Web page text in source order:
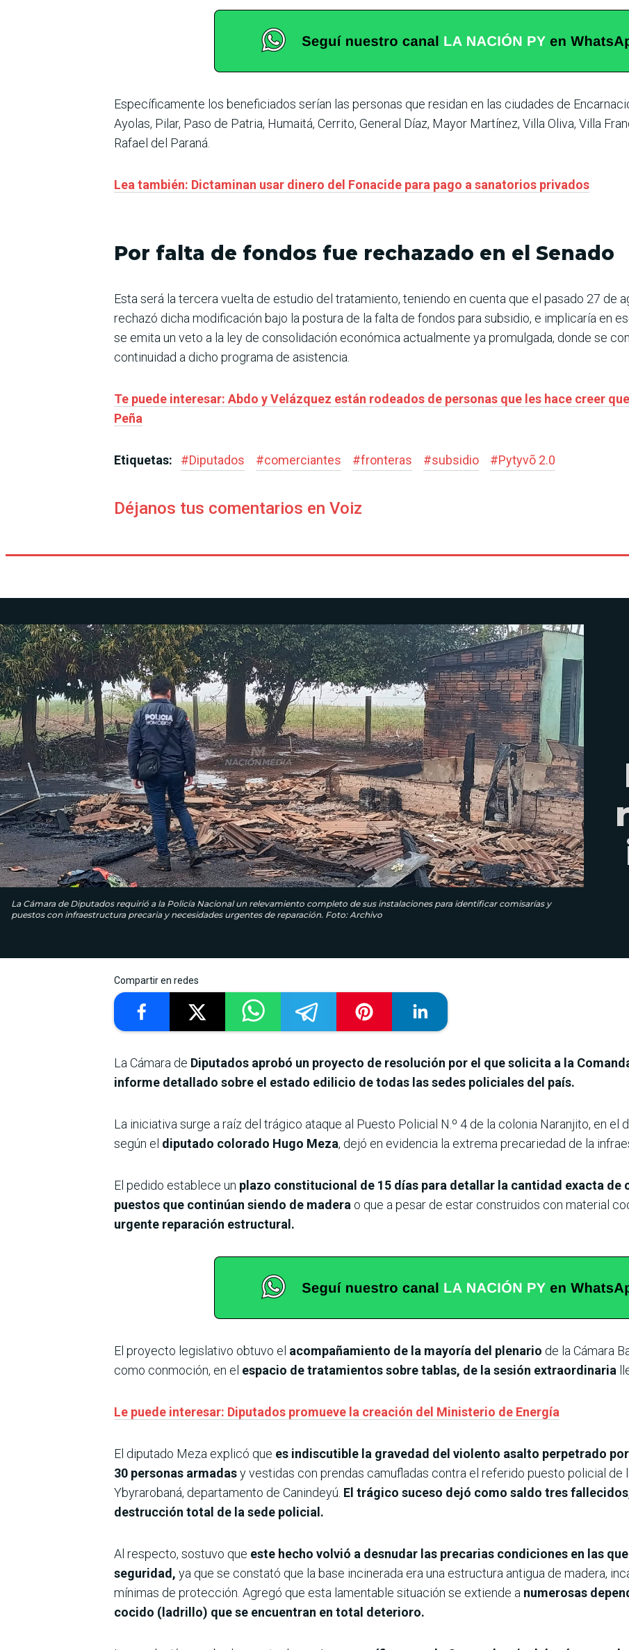
Específicamente los beneficiados serían las personas que residan en las ciudades de
Ayolas, Pilar, Paso de Patria, Humaitá, Cerrito, General Díaz, Mayor Martínez, Villa Oliva, Villa
Rafael del Paraná.
Lea también: Dictaminan usar dinero del Fonacide para pago a sanatorios privados
Por falta de fondos fue rechazado en el Senado
Esta será la tercera vuelta de estudio del tratamiento, teniendo en cuenta que el pasado 27 de
rechazó dicha modificación bajo la postura de la falta de fondos para subsidio, e implicaría en
se emita un veto a la ley de consolidación económica actualmente ya promulgada, donde se
continuidad a dicho programa de asistencia.
Te puede interesar: Abdo y Velázquez están rodeados de personas que les hace creer
Peña
Etiquetas: #Diputados #comerciantes #fronteras #subsidio #Pytyvõ 2.0
Déjanos tus comentarios en Voiz
La Cámara de Diputados requirió a la Policía Nacional un relevamiento completo de sus instalaciones para identificar comisarías y
puestos con infraestructura precaria y necesidades urgentes de reparación. Foto: Archivo
Compartir en redes
La Cámara de Diputados aprobó un proyecto de resolución por el que solicita a la
informe detallado sobre el estado edilicio de todas las sedes policiales del país.
La iniciativa surge a raíz del trágico ataque al Puesto Policial N.º 4 de la colonia Naranjito, en el
según el diputado colorado Hugo Meza, dejó en evidencia la extrema precariedad de la
El pedido establece un plazo constitucional de 15 días para detallar la cantidad exacta de
puestos que continúan siendo de madera o que a pesar de estar construidos con material
urgente reparación estructural.
El proyecto legislativo obtuvo el acompañamiento de la mayoría del plenario de la Cámara
como conmoción, en el espacio de tratamientos sobre tablas, de la sesión extraordinaria
Le puede interesar: Diputados promueve la creación del Ministerio de Energía
El diputado Meza explicó que es indiscutible la gravedad del violento asalto perpetrado
30 personas armadasy vestidas con prendas camufladas contra el referido puesto policial de
Ybyrarobaná, departamento de Canindeyú. El trágico suceso dejó como saldo tres
destrucción total de la sede policial.
Al respecto, sostuvo que este hecho volvió a desnudar las precarias condiciones en las
seguridad, ya que se constató que la base incinerada era una estructura antigua de madera,
mínimas de protección. Agregó que esta lamentable situación se extiende a numerosas
cocido (ladrillo) que se encuentran en total deterioro.